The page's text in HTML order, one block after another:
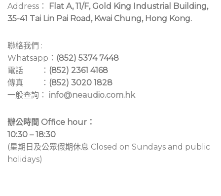
Address：
Flat A, 11/F, Gold King Industrial Building,
35-41 Tai Lin Pai Road, Kwai Chung, Hong Kong.
聯絡我們 :
Whatsapp： (852) 5374 7448
電話 ： (852) 2361 4168
傳真 ： (852) 3020 1828
一般查詢： info@neaudio.com.hk
辦公時間 Office hour：
10:30 – 18:30
(星期日及公眾假期休息 Closed on Sundays and public
holidays)